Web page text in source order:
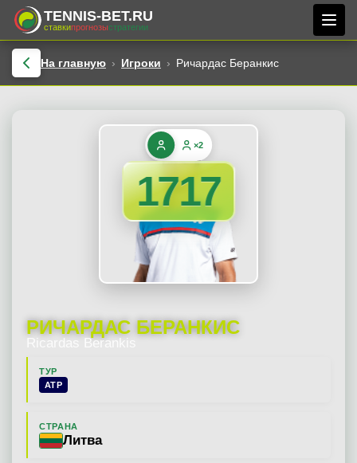
TENNIS-BET.RU
ставкипрогнозыстратегии
На главную Игроки Ричардас Беранкис
РИЧАРДАС БЕРАНКИС
Ricardas Berankis
ТУР
ATP
СТРАНА
Литва
×2
1717